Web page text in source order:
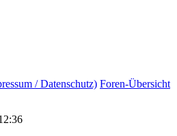
/ Datenschutz) Foren-Übersicht